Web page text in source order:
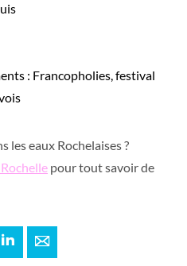
: Francopholies, festival
les eaux Rochelaises ?
pour tout savoir de
LinkedInE-mail